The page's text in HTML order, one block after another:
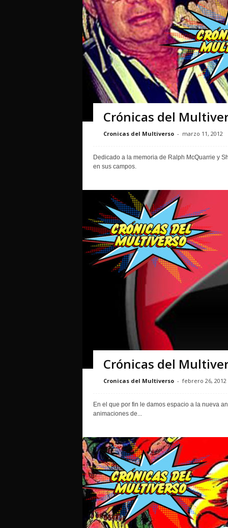
Crónicas del
Cronicas del Multiverso - marzo 11, 2012
Dedicado a la memoria de Ralph McQuarrie y
en sus campos.
Crónicas del
Cronicas del Multiverso - febrero 26, 2012
En el que por fin le damos espacio a la nueva
animaciones de...